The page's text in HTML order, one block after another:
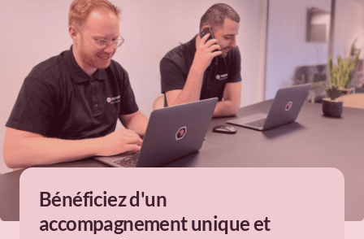
Bénéficiez d'un
accompagnement unique et